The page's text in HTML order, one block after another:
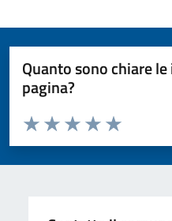
Quanto sono chiare
pagina?
Valuta da 1 a 5 stelle la pagina
Valuta 5
Valuta 4 stelle
Valuta 3 stelle su 5
Valuta 2 stelle su 5
Valuta 1 stelle su 5